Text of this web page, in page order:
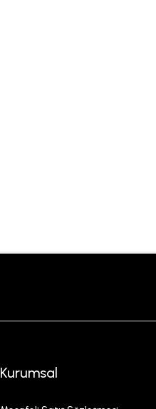
Kurumsal